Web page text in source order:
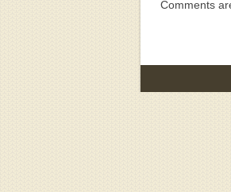
Comments